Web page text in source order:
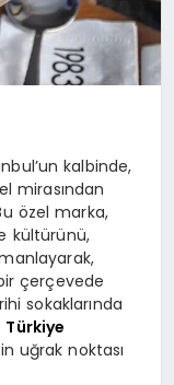
kalbinde,
mirasından
özel marka,
kültürünü,
çerçevede
sokaklarında
Türkiye
uğrak noktası